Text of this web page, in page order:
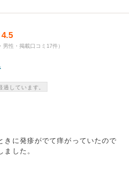
4.5
性・掲載口コミ17件）
過しています。
きに発疹がでて痒がっていたので
した。